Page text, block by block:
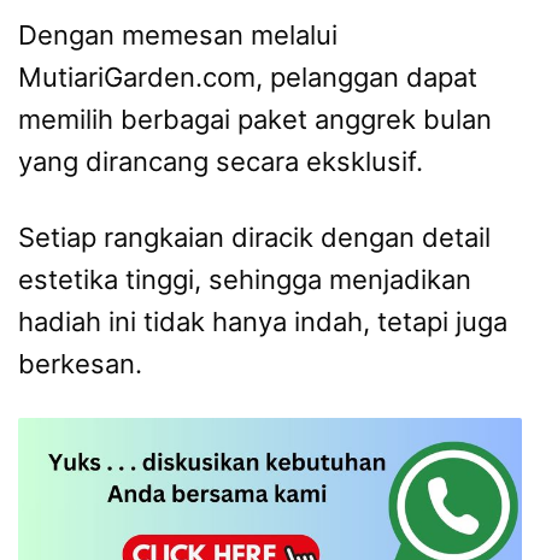
Dengan memesan melalui
MutiariGarden.com, pelanggan dapat
memilih berbagai paket anggrek bulan
yang dirancang secara eksklusif.
Setiap rangkaian diracik dengan detail
estetika tinggi, sehingga menjadikan
hadiah ini tidak hanya indah, tetapi juga
berkesan.